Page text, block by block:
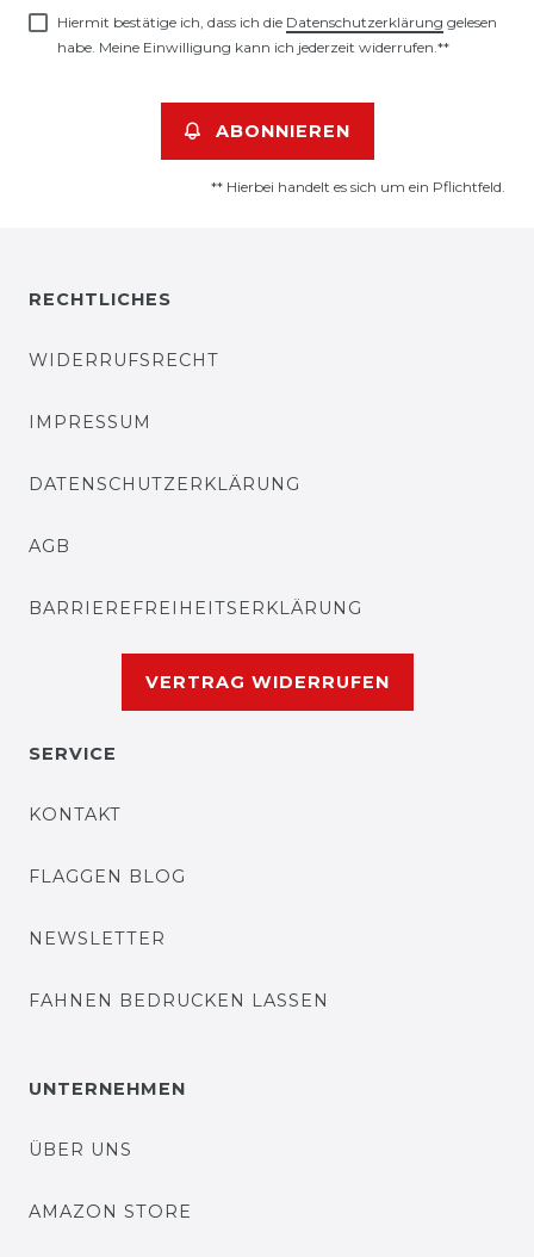
Hiermit bestätige ich, dass ich die Daten­schutz­erklärung gelesen
habe. Meine Einwilligung kann ich jederzeit widerrufen.**
ABONNIEREN
** Hierbei handelt es sich um ein Pflichtfeld.
RECHTLICHES
WIDERRUFSRECHT
IMPRESSUM
DATENSCHUTZERKLÄRUNG
AGB
BARRIEREFREIHEITSERKLÄRUNG
VERTRAG WIDERRUFEN
SERVICE
KONTAKT
FLAGGEN BLOG
NEWSLETTER
FAHNEN BEDRUCKEN LASSEN
UNTERNEHMEN
ÜBER UNS
AMAZON STORE